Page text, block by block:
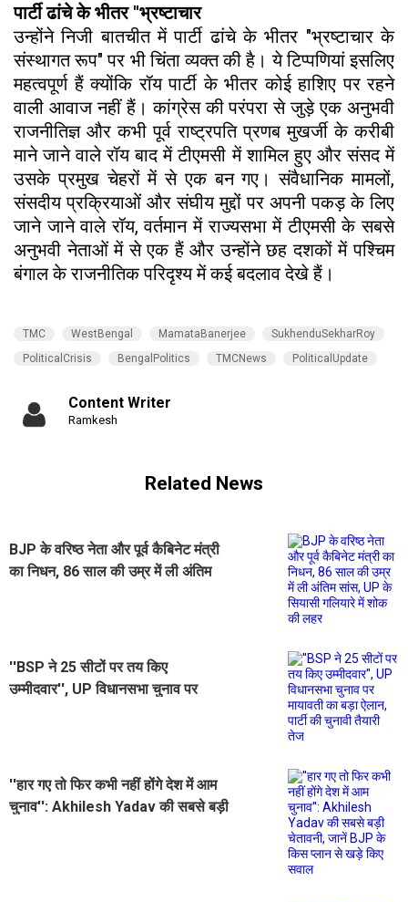
पार्टी ढांचे के भीतर "भ्रष्टाचार
उन्होंने निजी बातचीत में पार्टी ढांचे के भीतर "भ्रष्टाचार के
संस्थागत रूप" पर भी चिंता व्यक्त की है। ये टिप्पणियां इसलिए
महत्वपूर्ण हैं क्योंकि रॉय पार्टी के भीतर कोई हाशिए पर रहने
वाली आवाज नहीं हैं। कांग्रेस की परंपरा से जुड़े एक अनुभवी
राजनीतिज्ञ और कभी पूर्व राष्ट्रपति प्रणब मुखर्जी के करीबी
माने जाने वाले रॉय बाद में टीएमसी में शामिल हुए और संसद में
उसके प्रमुख चेहरों में से एक बन गए। संवैधानिक मामलों,
संसदीय प्रक्रियाओं और संघीय मुद्दों पर अपनी पकड़ के लिए
जाने जाने वाले रॉय, वर्तमान में राज्यसभा में टीएमसी के सबसे
अनुभवी नेताओं में से एक हैं और उन्होंने छह दशकों में पश्चिम
बंगाल के राजनीतिक परिदृश्य में कई बदलाव देखे हैं।
TMC WestBengal MamataBanerjee
SukhenduSekharRoy
PoliticalCrisis
BengalPolitics TMCNews PoliticalUpdate
Content Writer
Ramkesh
Related News
BJP के वरिष्ठ नेता और पूर्व कैबिनेट मंत्री
का निधन, 86 साल की उम्र में ली अंतिम
''BSP ने 25 सीटों पर तय किए
उम्मीदवार'', UP विधानसभा चुनाव पर
''हार गए तो फिर कभी नहीं होंगे देश में आम
चुनाव'': Akhilesh Yadav की सबसे बड़ी